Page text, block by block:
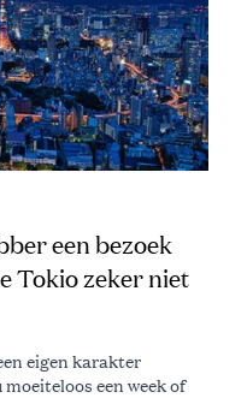
een bezoek
Tokio zeker niet
eigen karakter
een week of